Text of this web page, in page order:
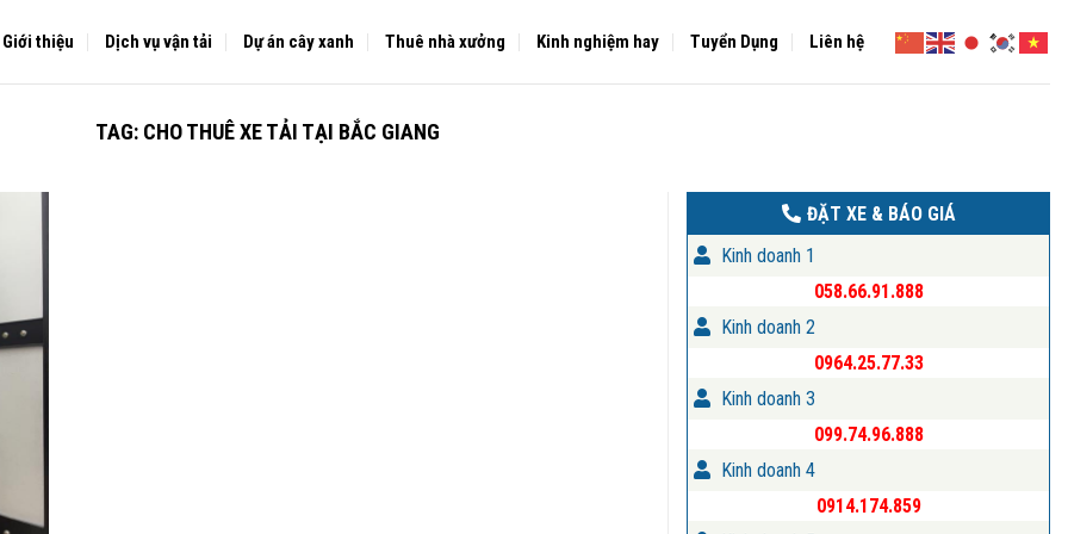
Giới thiệu Dịch vụ vận tải Dự án cây xanh Thuê nhà xưởng Kinh nghiệm hay Tuyển Dụng Liên hệ
TAG: CHO THUÊ XE TẢI TẠI BẮC GIANG
ĐẶT XE & BÁO GIÁ
Kinh doanh 1
058.66.91.888
Kinh doanh 2
0964.25.77.33
Kinh doanh 3
099.74.96.888
Kinh doanh 4
0914.174.859